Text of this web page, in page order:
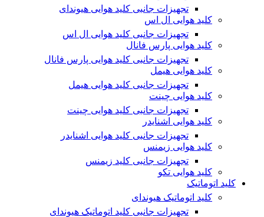
تجهیزات جانبی کلید هوایی هیوندای
کلید هوایی ال اس
تجهیزات جانبی کلید هوایی ال اس
کلید هوایی پارس فانال
تجهیزات جانبی کلید هوایی پارس فانال
کلید هوایی هیمل
تجهیزات جانبی کلید هوایی هیمل
کلید هوایی چینت
تجهیزات جانبی کلید هوایی چینت
کلید هوایی اشنایدر
تجهیزات جانبی کلید هوایی اشنایدر
کلید هوایی زیمنس
تجهیزات جانبی کلید زیمنس
کلید هوایی تکو
کلید اتوماتیک
کلید اتوماتیک هیوندای
تجهیزات جانبی کلید اتوماتیک هیوندای